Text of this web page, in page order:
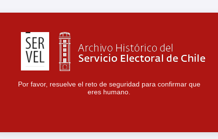
Por favor, resuelve el reto de seguridad para confirmar que
eres humano.